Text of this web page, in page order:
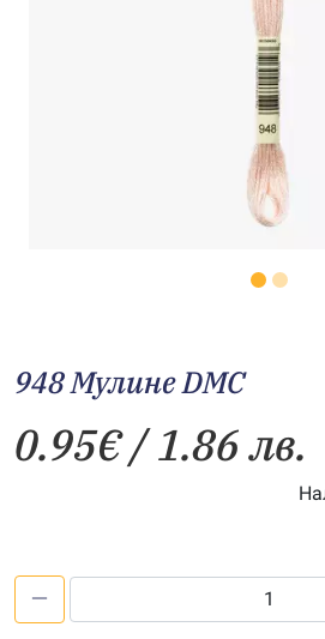
948 Мулине DMC
0.95€/ 1.86 лв.